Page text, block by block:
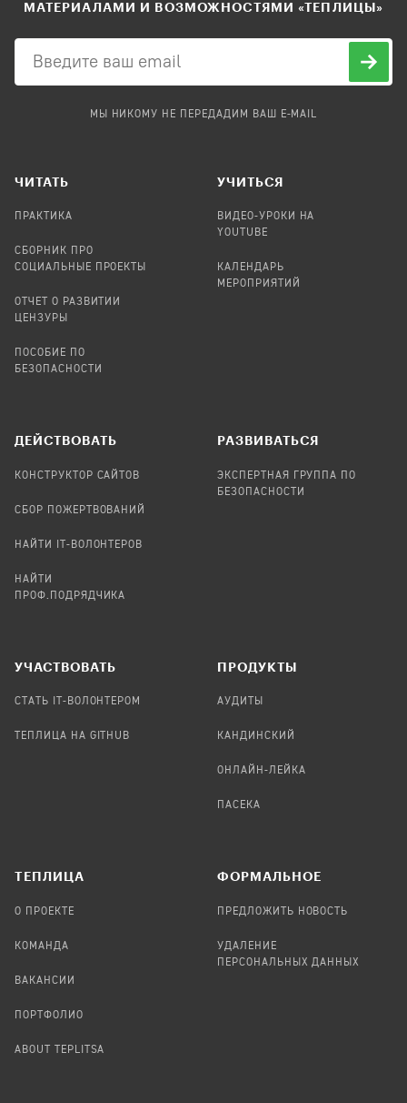
МАТЕРИАЛАМИ И ВОЗМОЖНОСТЯМИ «ТЕПЛИЦЫ»
МЫ НИКОМУ НЕ ПЕРЕДАДИМ ВАШ E-MAIL
ЧИТАТЬ
ПРАКТИКА
СБОРНИК ПРО
СОЦИАЛЬНЫЕ ПРОЕКТЫ
ОТЧЕТ О РАЗВИТИИ
ЦЕНЗУРЫ
ПОСОБИЕ ПО
БЕЗОПАСНОСТИ
УЧИТЬСЯ
ВИДЕО-УРОКИ НА
YOUTUBE
КАЛЕНДАРЬ
МЕРОПРИЯТИЙ
ДЕЙСТВОВАТЬ
КОНСТРУКТОР САЙТОВ
СБОР ПОЖЕРТВОВАНИЙ
НАЙТИ IT-ВОЛОНТЕРОВ
НАЙТИ
ПРОФ.ПОДРЯДЧИКА
РАЗВИВАТЬСЯ
ЭКСПЕРТНАЯ ГРУППА ПО
БЕЗОПАСНОСТИ
УЧАСТВОВАТЬ
СТАТЬ IT-ВОЛОНТЕРОМ
ТЕПЛИЦА НА GITHUB
ПРОДУКТЫ
АУДИТЫ
КАНДИНСКИЙ
ОНЛАЙН-ЛЕЙКА
ПАСЕКА
TЕПЛИЦА
О ПРОЕКТЕ
КОМАНДА
ВАКАНСИИ
ПОРТФОЛИО
ABOUT TEPLITSA
ФОРМАЛЬНОЕ
ПРЕДЛОЖИТЬ НОВОСТЬ
УДАЛЕНИЕ
ПЕРСОНАЛЬНЫХ ДАННЫХ